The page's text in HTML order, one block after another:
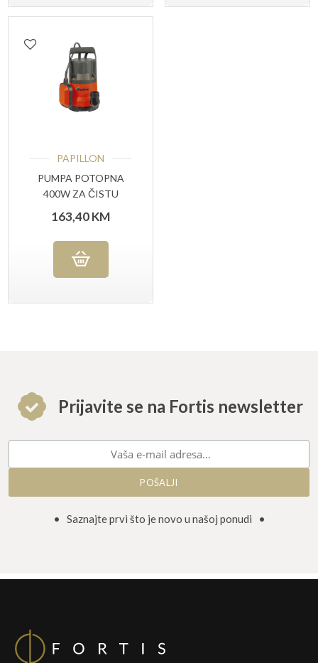
PAPILLON
PUMPA POTOPNA
400W ZA ČISTU
163,40KM
Prijavite se na Fortis newsletter
• Saznajte prvi što je novo u našoj ponudi •